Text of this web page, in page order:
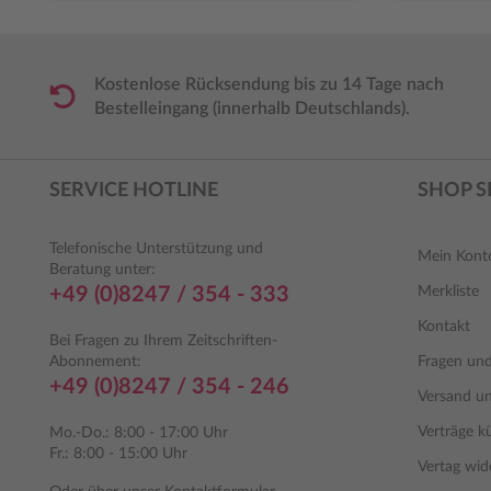
Kostenlose Rücksendung bis zu 14 Tage nach
Bestelleingang (innerhalb Deutschlands).
SERVICE HOTLINE
Telefonische Unterstützung und
Beratung unter:
+49 (0)8247 / 354 - 333
Bei Fragen zu Ihrem Zeitschriften-
Abonnement:
+49 (0)8247 / 354 - 246
Mo.-Do.: 8:00 - 17:00 Uhr
Fr.: 8:00 - 15:00 Uhr
SHOP
Mein
Merkliste
Kontakt
Fragen
Versand
Verträge
Vertag